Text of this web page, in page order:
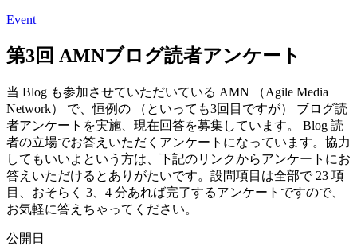
Event
第3回 AMNブログ読者アンケート
当 Blog も参加させていただいている AMN （Agile Media
Network） で、恒例の （といっても3回目ですが） ブログ読
者アンケートを実施、現在回答を募集しています。 Blog 読
者の立場でお答えいただくアンケートになっています。協力
してもいいよという方は、下記のリンクからアンケートにお
答えいただけるとありがたいです。設問項目は全部で 23 項
目、おそらく 3、4 分あれば完了するアンケートですので、
お気軽に答えちゃってください。
公開日